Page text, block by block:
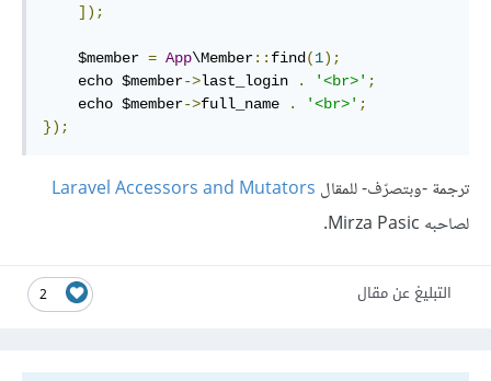
]);
    $member
= App\Member:: find(1);
    echo $member
->last_login . '<br>' ;
    echo $member
->full_name . '<br>' ;
});
ترجمة -وبتصرّف- للمقال Laravel Accessors and Mutators
لصاحبه Mirza Pasic.
2 التبليغ عن مقال